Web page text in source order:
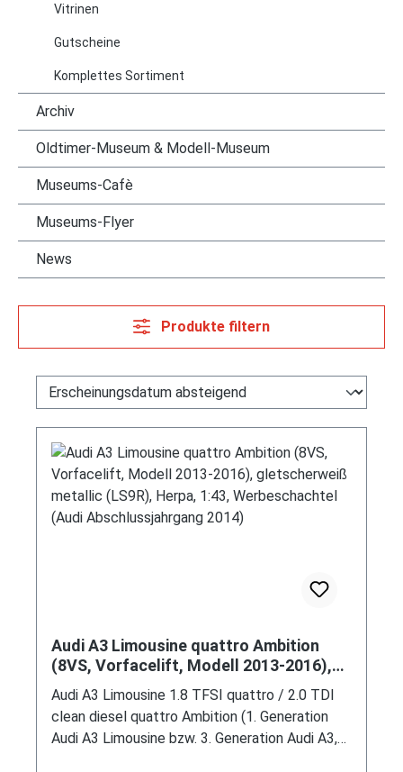
Vitrinen
Gutscheine
Komplettes Sortiment
Archiv
Oldtimer-Museum & Modell-Museum
Museums-Cafè
Museums-Flyer
News
Produkte filtern
Audi A3 Limousine quattro Ambition
(8VS, Vorfacelift, Modell 2013-2016),
gletscherweiß metallic (LS9R), Herpa,
1:43, Werbeschachtel (Audi
Abschlussjahrgang 2014)
Audi A3 Limousine 1.8 TFSI quattro / 2.0 TDI
clean diesel quattro Ambition (1. Generation
Audi A3 Limousine bzw. 3. Generation Audi A3,